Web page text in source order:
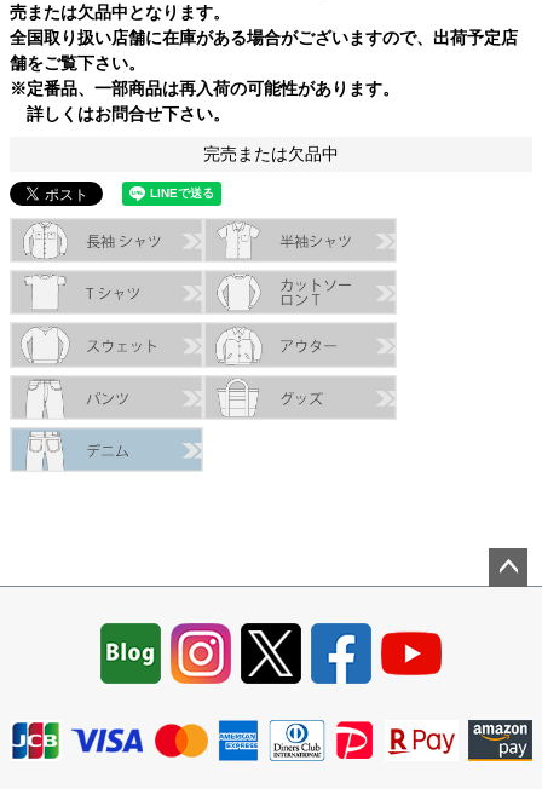
S
64.0cm 53.5cm20.0cm
M
66.5cm 56.0cm21.0cm44.5cm
L
69.0cm 58.5cm22.0cm
45.5cm
XL
72.0cm61.5cm 23.0cm
24.0cm48.5cm
売または欠品中となります。
全国取り扱い店舗に在庫がある場合がございますので、出荷予定店
舗をご覧下さい。
※定番品、一部商品は再入荷の可能性があります。
詳しくはお問合せ下さい。
完売または欠品中